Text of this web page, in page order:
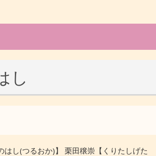
し
し(つるおか)】 栗田穣崇【くりたしげた